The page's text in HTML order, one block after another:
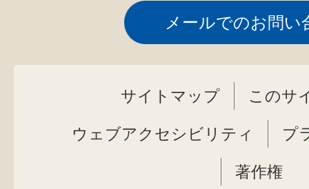
メールでのお問い
サイトマップ このサ
ウェブアクセシビリティ プ
著作権